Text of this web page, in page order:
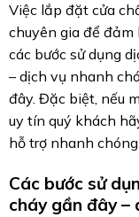
Việc lắp đặt cửa
chuyên gia để đảm
các bước sử dụng
– dịch vụ nhanh
đây. Đặc biệt, nếu
uy tín quý khách
hỗ trợ nhanh chóng.
Các bước sử
cháy gần đây –